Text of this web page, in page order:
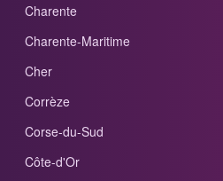
Charente
Charente-Maritime
Cher
Corrèze
Corse-du-Sud
Côte-d'Or